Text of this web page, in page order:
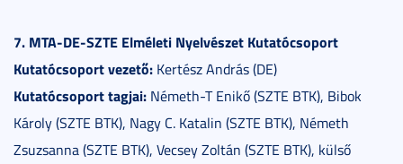
7. MTA-DE-SZTE Elméleti Nyelvészet Kutatócsoport
Kutatócsoport vezető: Kertész András (DE)
Kutatócsoport tagjai: Németh-T Enikő (SZTE BTK), Bibok
Károly (SZTE BTK), Nagy C. Katalin (SZTE BTK), Németh
Zsuzsanna (SZTE BTK), Vecsey Zoltán (SZTE BTK), külső